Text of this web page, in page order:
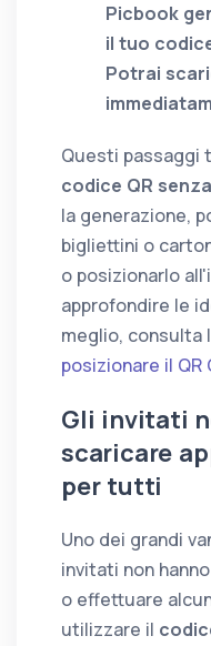
Picbook
il tuo
Potrai
Questi passaggi
codice QR
la generazione,
bigliettini o
o posizionarlo
approfondire le
meglio, consulta
posizionare il
Gli invitati
scaricare
per tutti
Uno dei grandi
invitati non
o effettuare
utilizzare il